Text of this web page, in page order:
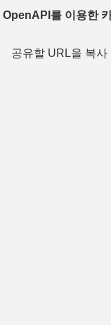
OpenAPI를 이용한
공유할 URL을 복